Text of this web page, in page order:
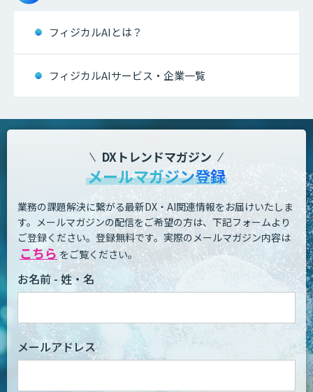
フィジカルAIとは？
フィジカルAIサービス・企業一覧
DXトレンドマガジン
メールマガジン登録
業務の課題解決に繋がる最新DX・AI関連情報をお届けいたしま
す。 メールマガジンの配信をご希望の方は、下記フォームより
ご登録ください。登録無料です。 実際のメールマガジン内容は
こちら をご覧ください。
お名前 - 姓・名
メールアドレス